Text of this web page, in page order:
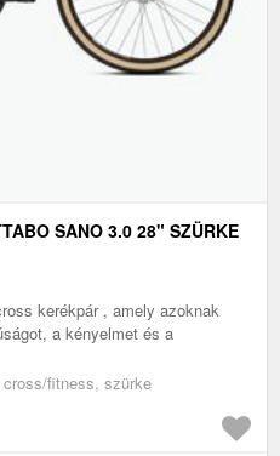
SANO 3.0 28" SZÜRKE
kerékpár , amely azoknak
a kényelmet és a
cross/fitness, szürke